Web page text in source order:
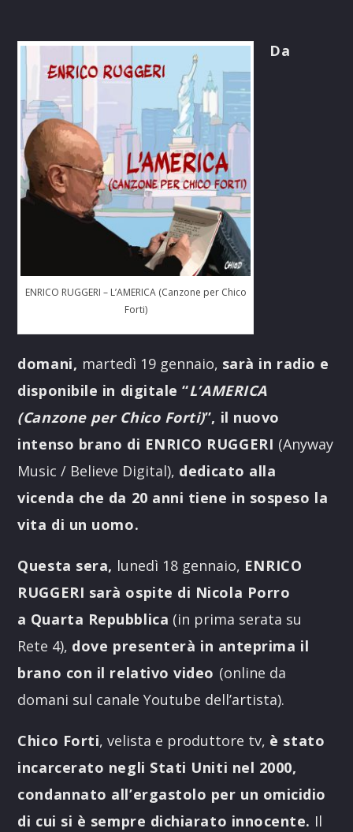
ENRICO RUGGERI – L’AMERICA (Canzone per Chico
Forti)
Da
domani, martedì 19 gennaio, sarà in radio e
disponibile in digitale “L’AMERICA
(Canzone per Chico Forti)”, il nuovo
intenso brano di ENRICO RUGGERI (Anyway
Music / Believe Digital), dedicato alla
vicenda che da 20 anni tiene in sospeso la
vita di un uomo.
Questa sera, lunedì 18 gennaio, ENRICO
RUGGERI sarà ospite di Nicola Porro
a Quarta Repubblica (in prima serata su
Rete 4), dove presenterà in anteprima il
brano con il relativo video (online da
domani sul canale Youtube dell’artista).
Chico Forti, velista e produttore tv, è stato
incarcerato negli Stati Uniti nel 2000,
condannato all’ergastolo per un omicidio
di cui si è sempre dichiarato innocente. Il